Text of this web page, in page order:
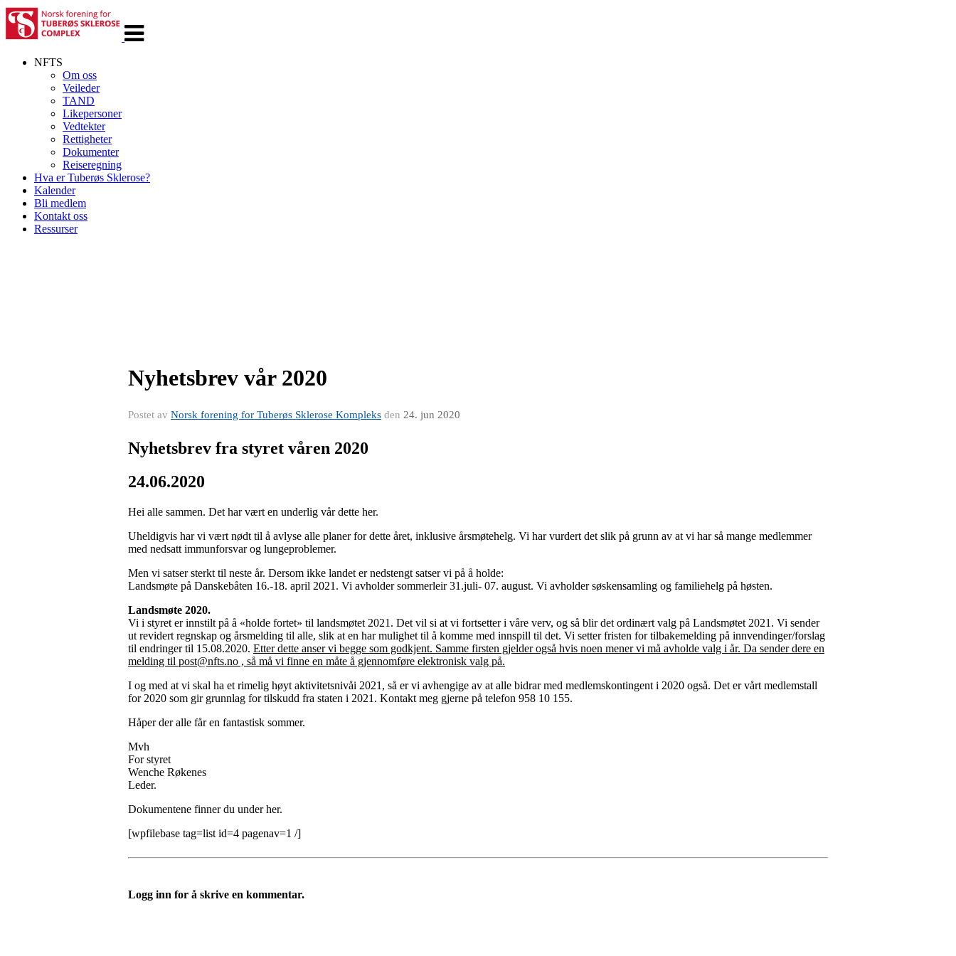
navigasjon
NFTS
Om oss
Veileder
TAND
Likepersoner
Vedtekter
Rettigheter
Dokumenter
Reiseregning
Hva er Tuberøs Sklerose?
Kalender
Bli medlem
Kontakt oss
Ressurser
Nyhetsbrev vår 2020
Postet av Norsk forening for Tuberøs Sklerose Kompleks den 24. jun 2020
Nyhetsbrev fra styret våren 2020
24.06.2020
Hei alle sammen. Det har vært en underlig vår dette her.
Uheldigvis har vi vært nødt til å avlyse alle planer for dette året, inklusive årsmøtehelg. Vi har vurdert det slik på grunn av at vi har så mange medlemmer
med nedsatt immunforsvar og lungeproblemer.
Men vi satser sterkt til neste år. Dersom ikke landet er nedstengt satser vi på å holde:
Landsmøte på Danskebåten 16.-18. april 2021. Vi avholder sommerleir 31.juli- 07. august. Vi avholder søskensamling og familiehelg på høsten.
Landsmøte 2020.
Vi i styret er innstilt på å «holde fortet» til landsmøtet 2021. Det vil si at vi fortsetter i våre verv, og så blir det ordinært valg på Landsmøtet 2021. Vi sender
ut revidert regnskap og årsmelding til alle, slik at en har mulighet til å komme med innspill til det. Vi setter fristen for tilbakemelding på innvendinger/forslag
til endringer til 15.08.2020. Etter dette anser vi begge som godkjent. Samme firsten gjelder også hvis noen mener vi må avholde valg i år. Da sender dere en
melding til post@nfts.no , så må vi finne en måte å gjennomføre elektronisk valg på.
I og med at vi skal ha et rimelig høyt aktivitetsnivåi 2021, så er vi avhengige av at alle bidrar med medlemskontingent i 2020 også. Det er vårt medlemstall
for 2020 som gir grunnlag for tilskudd fra staten i 2021. Kontakt meg gjerne på telefon 958 10 155.
Håper der alle får en fantastisk sommer.
Mvh
For styret
Wenche Røkenes
Leder.
Dokumentene finner du under her.
[wpfilebase tag=list id=4 pagenav=1 /]
Logg inn for å skrive en kommentar.